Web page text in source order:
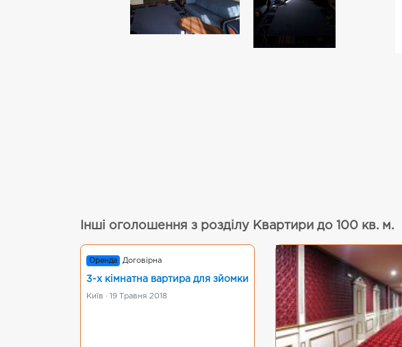
Інші оголошення з розділу Квартири до 100 кв. м.
Оренда Договірна
3-х кімнатна вартира для зйомки
Київ · 19 Травня 2018